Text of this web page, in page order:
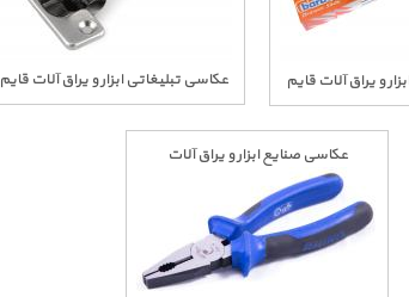
و یراق آلات قایم عکاسی تبلیغاتی ابزار و یراق آلات قایم
عکاسی صنایع ابزار و یراق آلات